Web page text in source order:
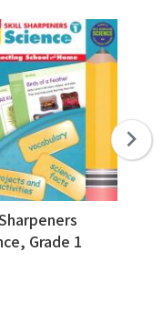
Grade 1